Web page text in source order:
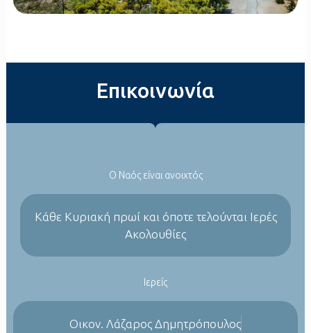
Επικοινωνία
Ο Ναός είναι ανοιχτός
Kάθε Κυριακή πρωί και όποτε τελούνται Ιερές
Ακολουθίες
Ιερείς
Οικον. Λάζαρος Δημητρόπουλος